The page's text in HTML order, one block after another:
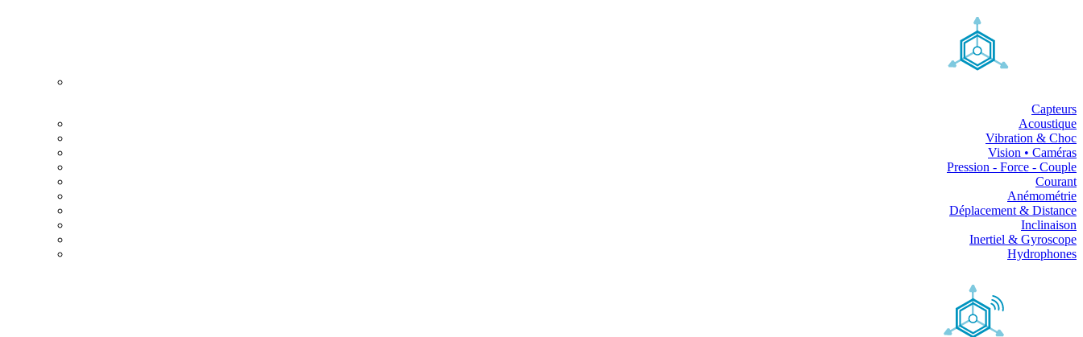
Capteurs
Acoustique
Vibration & Choc
Vision • Caméras
Pression - Force - Couple
Courant
Anémométrie
Déplacement & Distance
Inclinaison
Inertiel & Gyroscope
Hydrophones